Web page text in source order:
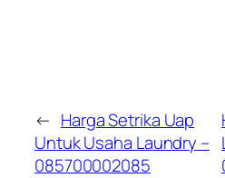
← Harga Setrika Uap
Untuk Usaha Laundry –
085700002085